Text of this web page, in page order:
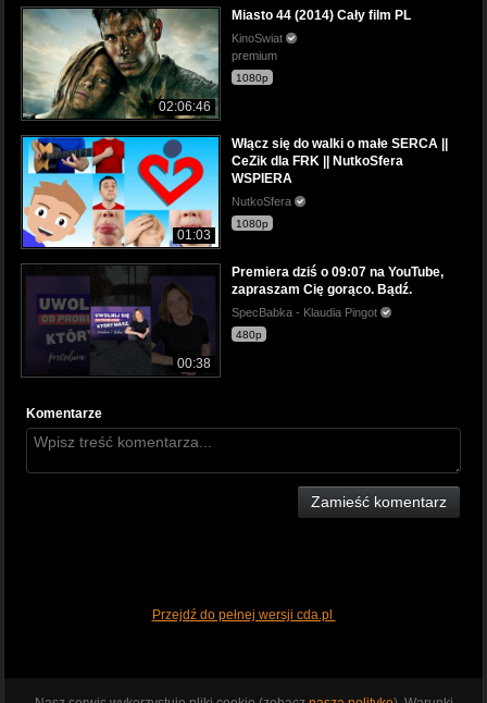
02:06:46
Miasto 44 (2014) Cały film PL
KinoSwiat
premium
1080p
01:03
Włącz się do walki o małe SERCA ||
CeZik dla FRK || NutkoSfera
WSPIERA
NutkoSfera
1080p
00:38
Premiera dziś o 09:07 na YouTube,
zapraszam Cię gorąco. Bądź.
SpecBabka - Klaudia Pingot
480p
Komentarze
Zamieść komentarz
Przejdź do pełnej wersji cda.pl